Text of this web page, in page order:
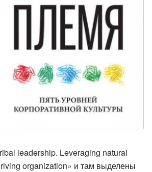
leadership. Leveraging natural
organization» и там выделены